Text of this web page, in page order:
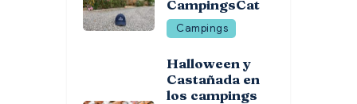
CampingsCat
Campings
Halloween y
Castañada en
los campings